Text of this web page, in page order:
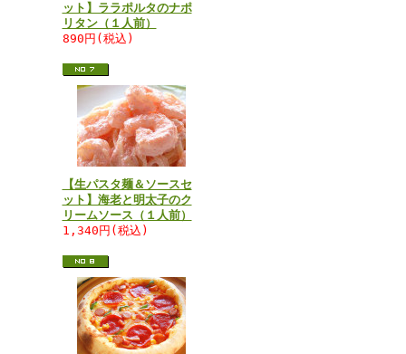
ット】ララポルタのナポ
リタン（１人前）
890円(税込)
【生パスタ麺＆ソースセ
ット】海老と明太子のク
リームソース（１人前）
1,340円(税込)